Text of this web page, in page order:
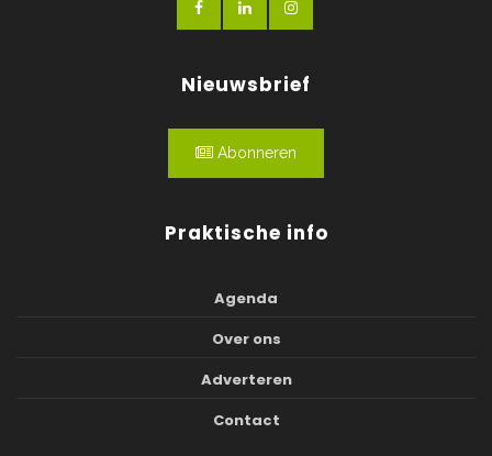
Nieuwsbrief
Abonneren
Praktische info
Agenda
Over ons
Adverteren
Contact